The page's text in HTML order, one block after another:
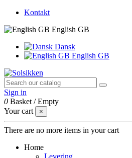
Kontakt
English GB
Dansk
English GB
Sign in
0 Basket /Empty
Your cart
×
There are no more items in your cart
Home
Levering